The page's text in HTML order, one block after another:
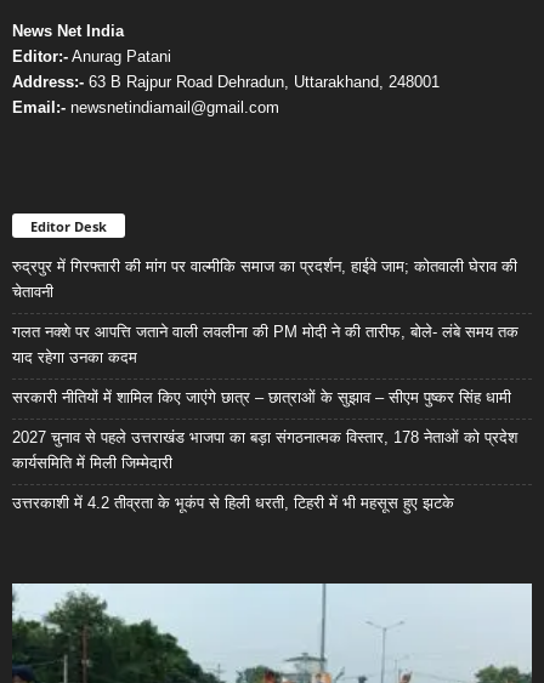
News Net India
Editor:- Anurag Patani
Address:- 63 B Rajpur Road Dehradun, Uttarakhand, 248001
Email:- newsnetindiamail@gmail.com
Editor Desk
रुद्रपुर में गिरफ्तारी की मांग पर वाल्मीकि समाज का प्रदर्शन, हाईवे जाम; कोतवाली घेराव की
चेतावनी
गलत नक्शे पर आपत्ति जताने वाली लवलीना की PM मोदी ने की तारीफ, बोले- लंबे समय तक
याद रहेगा उनका कदम
सरकारी नीतियों में शामिल किए जाएंगे छात्र – छात्राओं के सुझाव – सीएम पुष्कर सिंह धामी
2027 चुनाव से पहले उत्तराखंड भाजपा का बड़ा संगठनात्मक विस्तार, 178 नेताओं को प्रदेश
कार्यसमिति में मिली जिम्मेदारी
उत्तरकाशी में 4.2 तीव्रता के भूकंप से हिली धरती, टिहरी में भी महसूस हुए झटके